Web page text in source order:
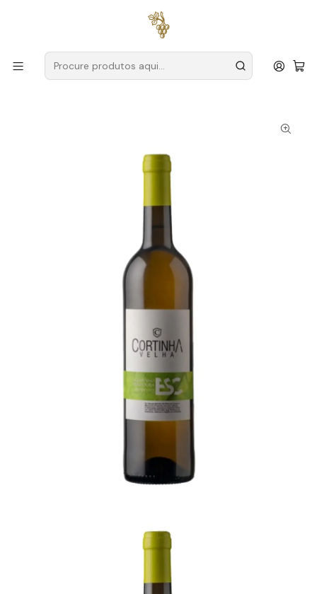
para encomendas a partir de
Produtores Vinho Verde
Cortinha Velha
Cortinha Velha 2 Castas Alvarinho Trajadura 2023 Vinho
Verde Branco 75cl